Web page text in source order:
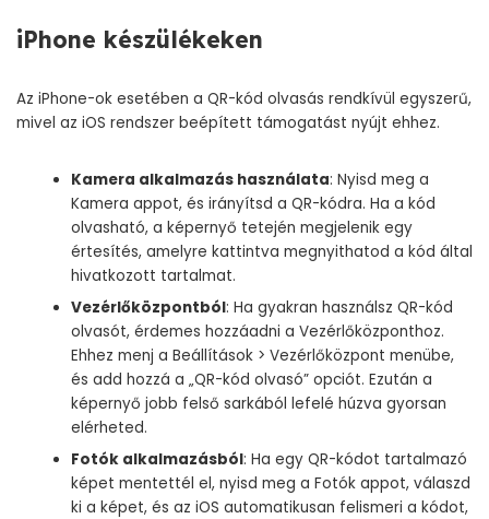
iPhone készülékeken
Az iPhone-ok esetében a QR-kód olvasás rendkívül egyszerű,
mivel az iOS rendszer beépített támogatást nyújt ehhez.
Kamera alkalmazás használata: Nyisd meg a
Kamera appot, és irányítsd a QR-kódra. Ha a kód
olvasható, a képernyő tetején megjelenik egy
értesítés, amelyre kattintva megnyithatod a kód által
hivatkozott tartalmat.
Vezérlőközpontból: Ha gyakran használsz QR-kód
olvasót, érdemes hozzáadni a Vezérlőközponthoz.
Ehhez menj a Beállítások > Vezérlőközpont menübe,
és add hozzá a „QR-kód olvasó” opciót. Ezután a
képernyő jobb felső sarkából lefelé húzva gyorsan
elérheted.
Fotók alkalmazásból: Ha egy QR-kódot tartalmazó
képet mentettél el, nyisd meg a Fotók appot, válaszd
ki a képet, és az iOS automatikusan felismeri a kódot,